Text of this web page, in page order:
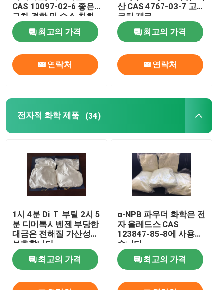
CAS 10097-02-6 좋은
교차 결합 및 수소 친화
적 인 요인 또는 물 기반
의 고 분자 시스템을 생
산하는 데 사용됩니다.
최고의 가격
연락처
산 CAS 4767-03-7 고무
코팅 재료
최고의 가격
연락처
전자적 화학 제품 (34)
1시 4분 Di Ｔ 부틸 2시 5
분 디메톡시벤젠 부당한
대금은 전해질 가산성을
보호합니다
최고의 가격
α-NPB 파우더 화학은 전
자 올레드스 CAS
123847-85-8에 사용했
습니다
최고의 가격